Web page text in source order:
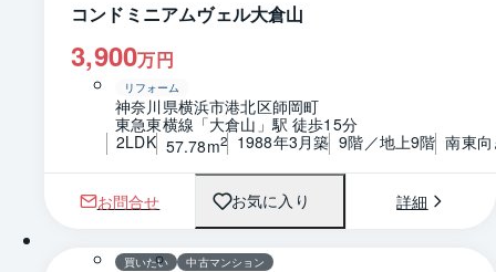
コンドミニアムヴェル大倉山
3,900万円
リフォーム
神奈川県横浜市港北区師岡町
東急東横線「大倉山」駅 徒歩15分
2LDK 57.78m2 1988年3月築 9階／地上9階 南東
お問合せ お気に入り 詳細
1 / 0 間取り
買いたい 中古マンション